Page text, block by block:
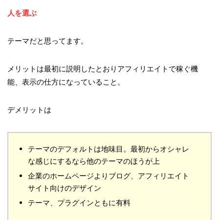
人を選ぶ
テーマだと思ってます。
メリットは最初に説明したとおりアフィリエイトで稼ぐ機
能、表示の仕方になっていること。
デメリットは
テーマのデフォルトは地味目。最初からオシャレ
な感じにするなら他のテーマのほうが上
企業のホームページよりブログ、アフィリエイト
サイト向けのデザイン
テーマ、プラグインともに有料